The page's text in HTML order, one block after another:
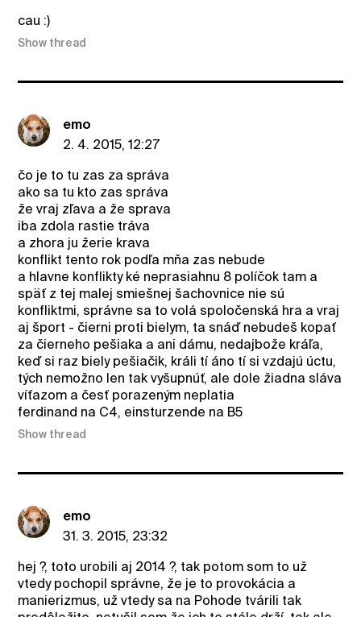
cau :)
Show thread
emo
2. 4. 2015, 12:27
čo je to tu zas za správa
ako sa tu kto zas správa
že vraj zľava a že sprava
iba zdola rastie tráva
a zhora ju žerie krava
konflikt tento rok podľa mňa zas nebude
a hlavne konflikty ké neprasiahnu 8 políčok tam a
späť z tej malej smiešnej šachovnice nie sú
konfliktmi, správne sa to volá spoločenská hra a vraj
aj šport - čierni proti bielym, ta snáď nebudeš kopať
za čierneho pešiaka a ani dámu, nedajbože kráľa,
keď si raz biely pešiačik, králi tí áno tí si vzdajú úctu,
tých nemožno len tak vyšupnúť, ale dole žiadna sláva
víťazom a česť porazeným neplatia
ferdinand na C4, einsturzende na B5
Show thread
emo
31. 3. 2015, 23:32
hej ?, toto urobili aj 2014 ?, tak potom som to už
vtedy pochopil správne, že je to provokácia a
manierizmus, už vtedy sa na Pohode tvárili tak